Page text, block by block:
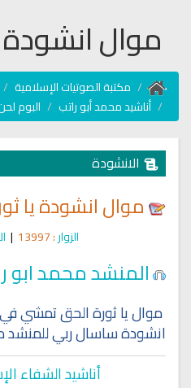
موال انشودة
مكتبة الصوتيات الإسلامية
أناشيد محمد أبو راتب
البوم
الانشودة
موال انشودة يا
الزوار: 13997
|
المنشد محمد ابو
موال يا ثورة الحق تمشي في
انشودة ساسال ربي للمنشد
أناشيد الشفاء